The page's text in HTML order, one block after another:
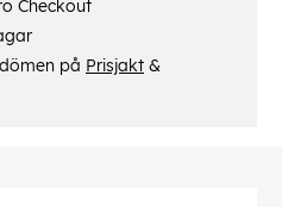
Checkout
på Prisjakt &